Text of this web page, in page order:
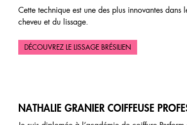
Cette technique est une des plus innovantes dans
cheveu et du lissage.
DÉCOUVREZ LE LISSAGE BRÉSILIEN
NATHALIE GRANIER COIFFEUSE